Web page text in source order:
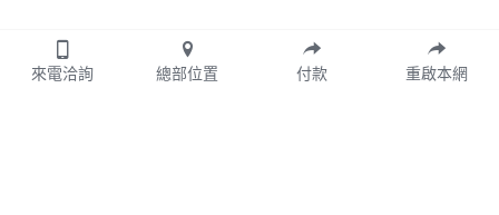
來電洽詢 總部位置 付款 重啟本網